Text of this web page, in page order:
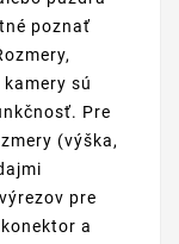
poznať
sú
Pre
(výška,
pre
a